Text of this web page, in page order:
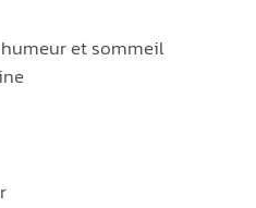
et sommeil